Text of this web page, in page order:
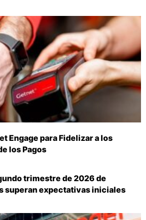
Engage para Fidelizar a los
los Pagos
trimestre de 2026 de
superan expectativas iniciales